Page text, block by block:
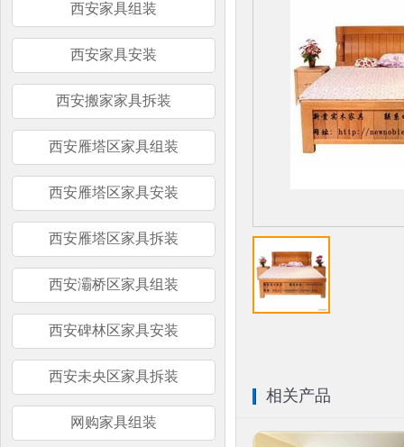
西安家具组装
西安家具安装
西安搬家家具拆装
西安雁塔区家具组装
西安雁塔区家具安装
西安雁塔区家具拆装
西安灞桥区家具组装
西安碑林区家具安装
西安未央区家具拆装
网购家具组装
相关产品